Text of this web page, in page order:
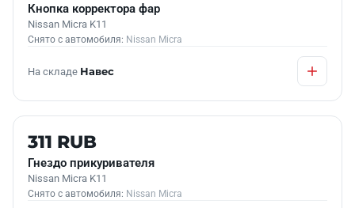
Кнопка корректора фар
Nissan Micra K11
Снято с автомобиля: Nissan Micra
На складе Навес
Б/У В НАЛИЧИИ
311 RUB
Гнездо прикуривателя
Nissan Micra K11
Снято с автомобиля: Nissan Micra